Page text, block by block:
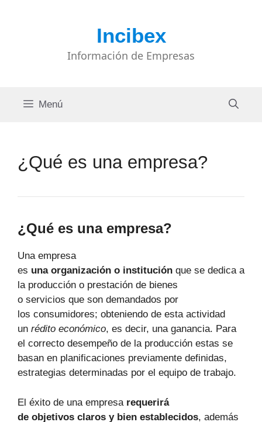
Incibex
Información de Empresas
Menú
¿Qué es una empresa?
¿Qué es una empresa?
Una empresa
es una organización o institución que se dedica a
la producción o prestación de bienes
o servicios que son demandados por
los consumidores; obteniendo de esta actividad
un rédito económico, es decir, una ganancia. Para
el correcto desempeño de la producción estas se
basan en planificaciones previamente definidas,
estrategias determinadas por el equipo de trabajo.
El éxito de una empresa requerirá
de objetivos claros y bien establecidos, además